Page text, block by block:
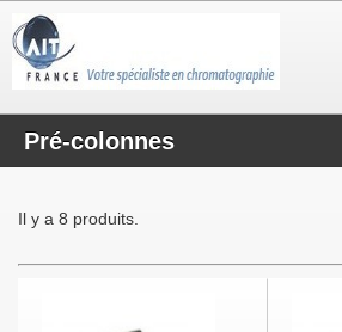
Pré-colonnes
Il y a 8 produits.